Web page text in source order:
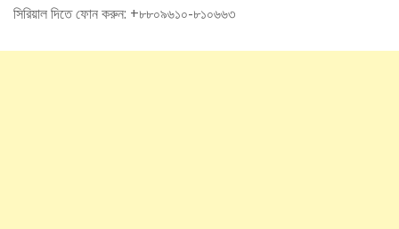
সিরিয়াল দিতে ফোন করুন: +৮৮০৯৬১০-৮১০৬৬৩